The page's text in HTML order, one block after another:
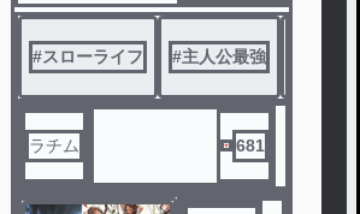
名が知
れ渡る
怪談作
った岩
古島（
いわこ
#スローライフ #主人公最強
ラチム 681